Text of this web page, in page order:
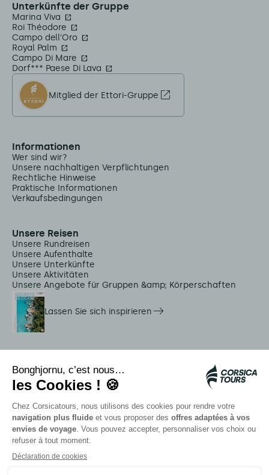
Unterkünfte der Gruppe
Marina Viva
Roi Théodore
Campo dell'Oro
Royal Palm
Campo Di Mare
Dorf*** Paese Di Lava
Mitglied der Ettori-Gruppe
Informationen
Wer sind wir?
Unsere nachhaltigen Verpflichtungen
Rechtliche Hinweise
Praktische Informationen
Verkaufsbedingungen
Unsere Reisen
Unsere Rundreisen
Unsere Aufenthalte
Unsere Unterkünfte
Unsere Aktivitäten
Unsere Angebote für Gruppen &amp; Körperschaften
Lassen Sie sich inspirieren
Citadina Shuttles
Quallenalarm
Autocars rapides bleus
Kontaktieren Sie unsere Berater